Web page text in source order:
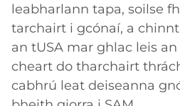
leabharlann tapa, soilse
tarchairt i gcónaí, a
an tUSA mar ghlac leis
cheart do tharchairt
cabhrú leat deiseanna